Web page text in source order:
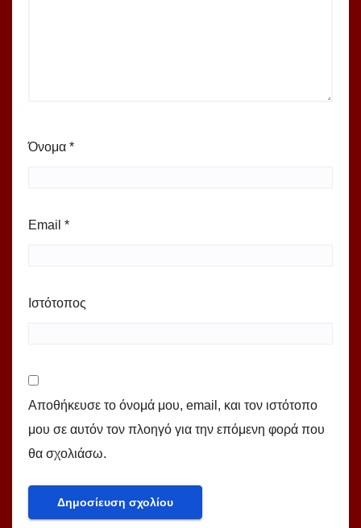
Όνομα *
Email *
Ιστότοπος
Αποθήκευσε το όνομά μου, email, και τον ιστότοπο
μου σε αυτόν τον πλοηγό για την επόμενη φορά που
θα σχολιάσω.